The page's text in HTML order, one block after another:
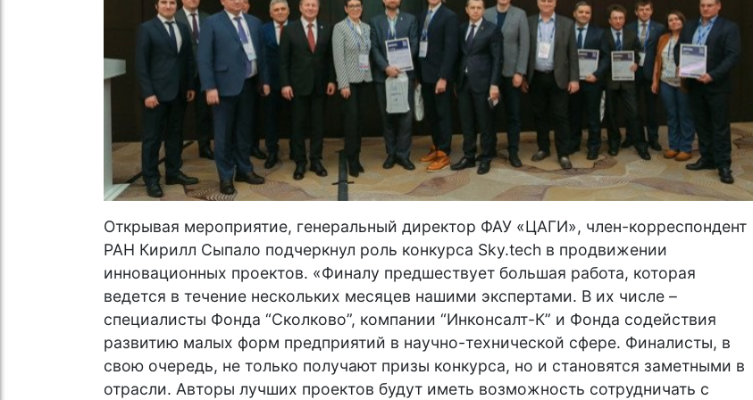
Открывая мероприятие, генеральный директор ФАУ «ЦАГИ», член-корреспондент
РАН Кирилл Сыпало подчеркнул роль конкурса Sky.tech в продвижении
инновационных проектов. «Финалу предшествует большая работа, которая
ведется в течение нескольких месяцев нашими экспертами. В их числе –
специалисты Фонда “Сколково”, компании “Инконсалт-К” и Фонда содействия
развитию малых форм предприятий в научно-технической сфере. Финалисты, в
свою очередь, не только получают призы конкурса, но и становятся заметными в
отрасли. Авторы лучших проектов будут иметь возможность сотрудничать с